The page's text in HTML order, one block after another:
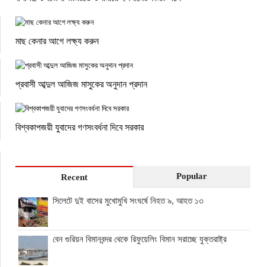
মাছ কেনার আগে লক্ষ্য করুন
প্রবাসী আব্দুল আজিজ মাসুকের অনুদান প্রদান
বিশ্বকাপজয়ী যুবাদের গণসংবর্ধনা দিবে সরকার
Recent Popular
সিলেটে দুই বাসের মুখোমুখি সংঘর্ষে নিহত ৯, আহত ১৩
বেন গুরিয়ন বিমানবন্দর থেকে রিফুয়েলিং বিমান সরাচ্ছে যুক্তরাষ্ট্র